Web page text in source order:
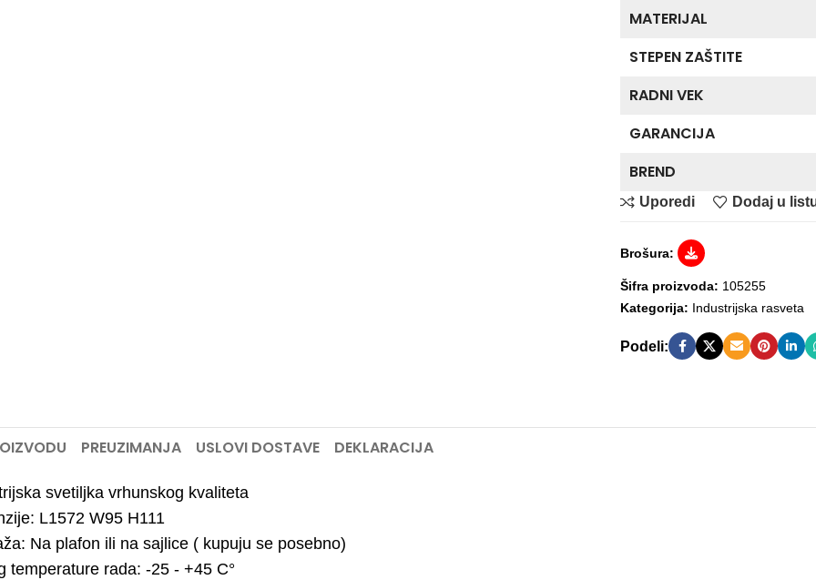
MATERIJAL
STEPEN ZAŠTITE
RADNI VEK
GARANCIJA
BREND
Uporedi
Dodaj u
Brošura:
Šifra proizvoda: 105255
Kategorija: Industrijska rasveta
Podeli:
PREUZIMANJA USLOVI DOSTAVE DEKLARACIJA
svetiljka vrhunskog kvaliteta
L1572 W95 H111
Na plafon ili na sajlice ( kupuju se posebno)
temperature rada: -25 - +45 C°